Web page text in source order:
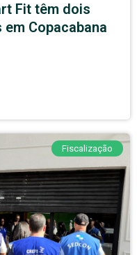
Fit têm dois
Copacabana
Fiscalização